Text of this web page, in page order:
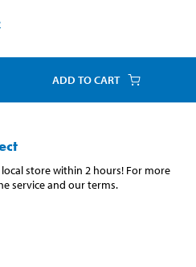
ADD TO CART
local store within 2 hours! For more
service and our terms.